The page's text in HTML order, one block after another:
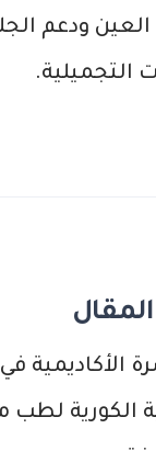
العين ودعم
التجميلية.
الأكاديمية
الكورية لطب